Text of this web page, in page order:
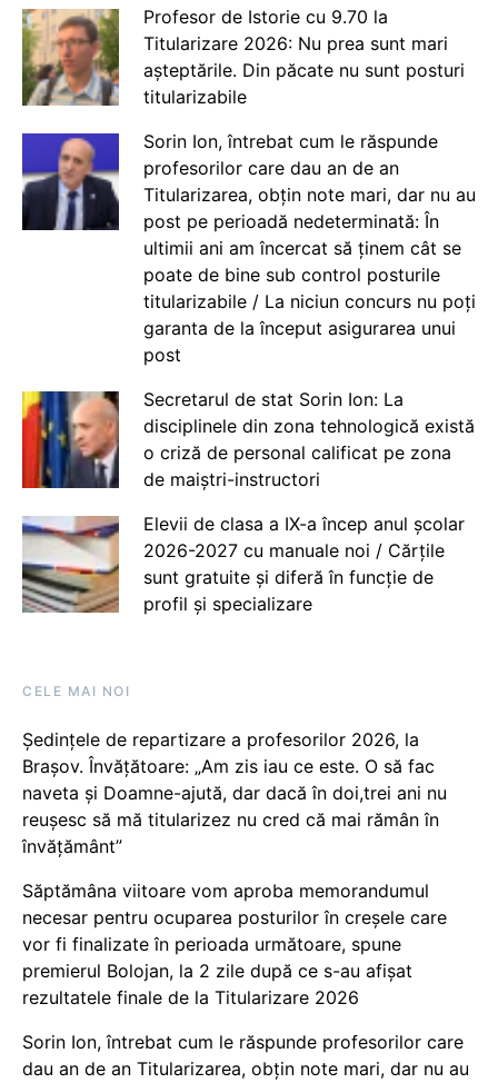
Profesor de Istorie cu 9.70 la
Titularizare 2026: Nu prea sunt mari
așteptările. Din păcate nu sunt posturi
titularizabile
Sorin Ion, întrebat cum le răspunde
profesorilor care dau an de an
Titularizarea, obțin note mari, dar nu au
post pe perioadă nedeterminată: În
ultimii ani am încercat să ținem cât se
poate de bine sub control posturile
titularizabile / La niciun concurs nu poți
garanta de la început asigurarea unui
post
Secretarul de stat Sorin Ion: La
disciplinele din zona tehnologică există
o criză de personal calificat pe zona
de maiștri-instructori
Elevii de clasa a IX-a încep anul școlar
2026-2027 cu manuale noi / Cărțile
sunt gratuite și diferă în funcție de
profil și specializare
CELE MAI NOI
Ședințele de repartizare a profesorilor 2026, la
Brașov. Învățătoare: „Am zis iau ce este. O să fac
naveta și Doamne-ajută, dar dacă în doi,trei ani nu
reușesc să mă titularizez nu cred că mai rămân în
învățământ”
Săptămâna viitoare vom aproba memorandumul
necesar pentru ocuparea posturilor în creșele care
vor fi finalizate în perioada următoare, spune
premierul Bolojan, la 2 zile după ce s-au afișat
rezultatele finale de la Titularizare 2026
Sorin Ion, întrebat cum le răspunde profesorilor care
dau an de an Titularizarea, obțin note mari, dar nu au